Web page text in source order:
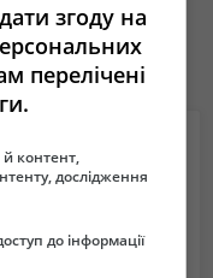
згоду на
перелічені
контент,
дослідження
до інформації